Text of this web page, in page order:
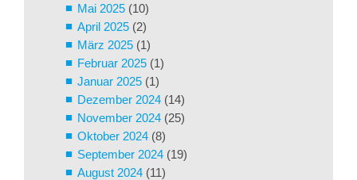
Mai 2025 (10)
April 2025 (2)
März 2025 (1)
Februar 2025 (1)
Januar 2025 (1)
Dezember 2024 (14)
November 2024 (25)
Oktober 2024 (8)
September 2024 (19)
August 2024 (11)